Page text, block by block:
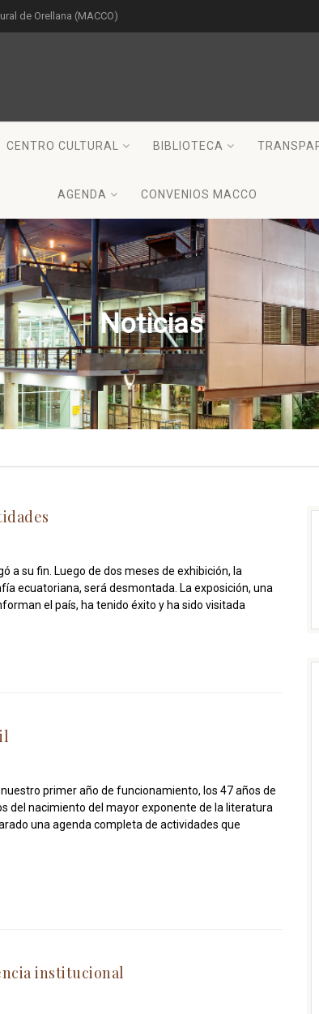
de Orellana (MACCO)
CENTRO CULTURAL BIBLIOTECA
AGENDA CONVENIOS MACCO
Noticias
a su fin. Luego de dos meses de exhibición, la
ecuatoriana, será desmontada. La exposición, una
el país, ha tenido éxito y ha sido visitada
primer año de funcionamiento, los 47 años de
del nacimiento del mayor exponente de la literatura
una agenda completa de actividades que
institucional